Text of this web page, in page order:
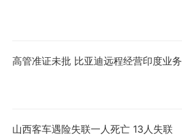
高管准证未批 比亚迪远程经营印度业务
山西客车遇险失联一人死亡 13人失联